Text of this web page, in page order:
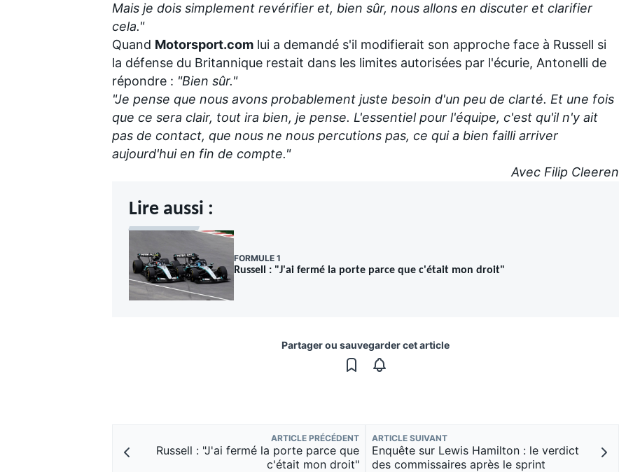
AUTRES CHAMPIONNATS
Mais je dois simplement revérifier et, bien sûr, nous allons en discuter et clarifier
cela."
Quand Motorsport.com lui a demandé s'il modifierait son approche face à Russell si
la défense du Britannique restait dans les limites autorisées par l'écurie, Antonelli de
répondre : "Bien sûr."
"Je pense que nous avons probablement juste besoin d'un peu de clarté. Et une fois
que ce sera clair, tout ira bien, je pense. L'essentiel pour l'équipe, c'est qu'il n'y ait
pas de contact, que nous ne nous percutions pas, ce qui a bien failli arriver
aujourd'hui en fin de compte."
Avec Filip Cleeren
Lire aussi :
FORMULE 1
Russell : "J'ai fermé la porte parce que c'était mon droit"
Partager ou sauvegarder cet article
ARTICLE PRÉCÉDENT
Russell : "J'ai fermé la porte parce que
c'était mon droit"
ARTICLE SUIVANT
Enquête sur Lewis Hamilton : le verdict
des commissaires après le sprint